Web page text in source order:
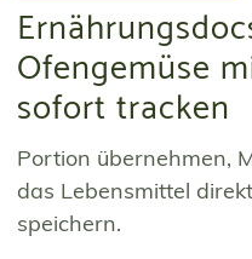
Ofengemüse
sofort tracken
Portion übernehmen,
das Lebensmittel
speichern.